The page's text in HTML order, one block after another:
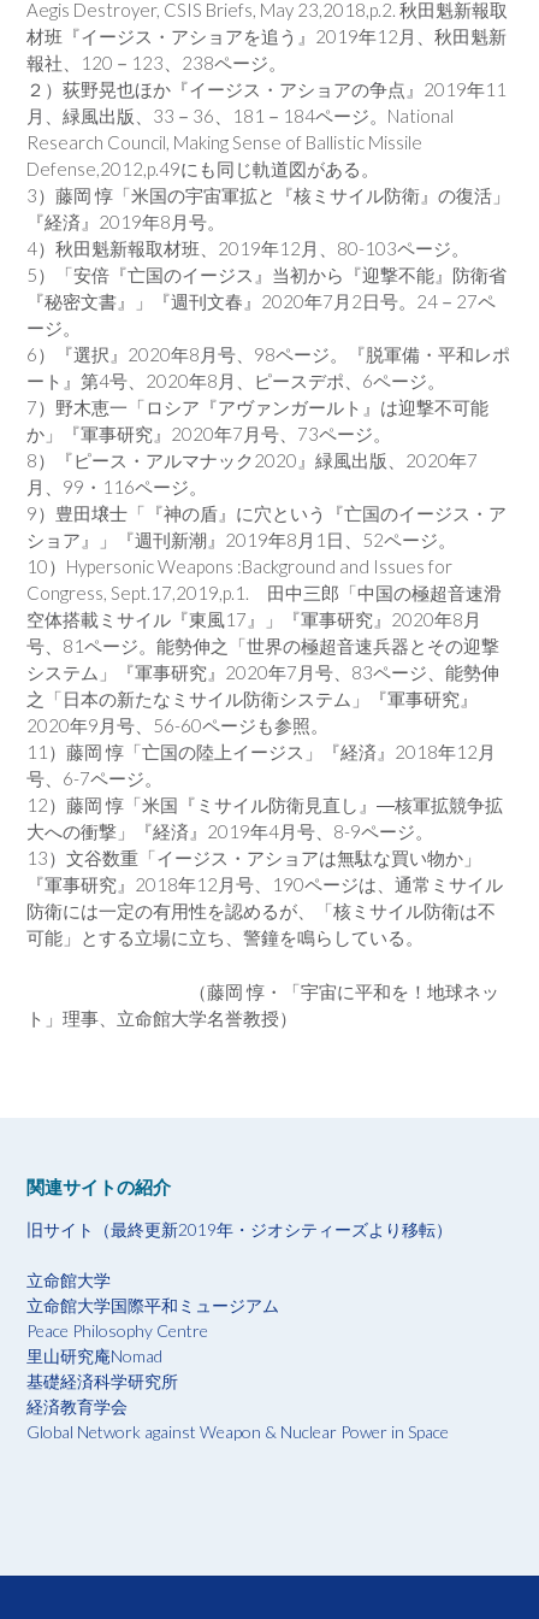
Aegis Destroyer, CSIS Briefs, May 23,2018,p.2. 秋田魁新報取
材班『イージス・アショアを追う』2019年12月、秋田魁新
報社、120－123、238ページ。
２）荻野晃也ほか『イージス・アショアの争点』2019年11
月、緑風出版、33－36、181－184ページ。National
Research Council, Making Sense of Ballistic Missile
Defense,2012,p.49にも同じ軌道図がある。
3）藤岡 惇「米国の宇宙軍拡と『核ミサイル防衛』の復活」
『経済』2019年8月号。
4）秋田魁新報取材班、2019年12月、80-103ページ。
5）「安倍『亡国のイージス』当初から『迎撃不能』防衛省
『秘密文書』」『週刊文春』2020年7月2日号。24－27ペ
ージ。
6）『選択』2020年8月号、98ページ。『脱軍備・平和レポ
ート』第4号、2020年8月、ピースデポ、6ページ。
7）野木恵一「ロシア『アヴァンガールト』は迎撃不可能
か」『軍事研究』2020年7月号、73ページ。
8）『ピース・アルマナック2020』緑風出版、2020年7
月、99・116ページ。
9）豊田壌士「『神の盾』に穴という『亡国のイージス・ア
ショア』」『週刊新潮』2019年8月1日、52ページ。
10）Hypersonic Weapons :Background and Issues for
Congress, Sept.17,2019,p.1. 田中三郎「中国の極超音速滑
空体搭載ミサイル『東風17』」『軍事研究』2020年8月
号、81ページ。能勢伸之「世界の極超音速兵器とその迎撃
システム」『軍事研究』2020年7月号、83ページ、能勢伸
之「日本の新たなミサイル防衛システム」『軍事研究』
2020年9月号、56-60ページも参照。
11）藤岡 惇「亡国の陸上イージス」『経済』2018年12月
号、6-7ページ。
12）藤岡 惇「米国『ミサイル防衛見直し』―核軍拡競争拡
大への衝撃」『経済』2019年4月号、8-9ページ。
13）文谷数重「イージス・アショアは無駄な買い物か」
『軍事研究』2018年12月号、190ページは、通常ミサイル
防衛には一定の有用性を認めるが、「核ミサイル防衛は不
可能」とする立場に立ち、警鐘を鳴らしている。
（藤岡 惇・「宇宙に平和を！地球ネッ
ト」理事、立命館大学名誉教授）
関連サイトの紹介
旧サイト（最終更新2019年・ジオシティーズより移転）
立命館大学
立命館大学国際平和ミュージアム
Peace Philosophy Centre
里山研究庵Nomad
基礎経済科学研究所
経済教育学会
Global Network against Weapon & Nuclear Power in Space